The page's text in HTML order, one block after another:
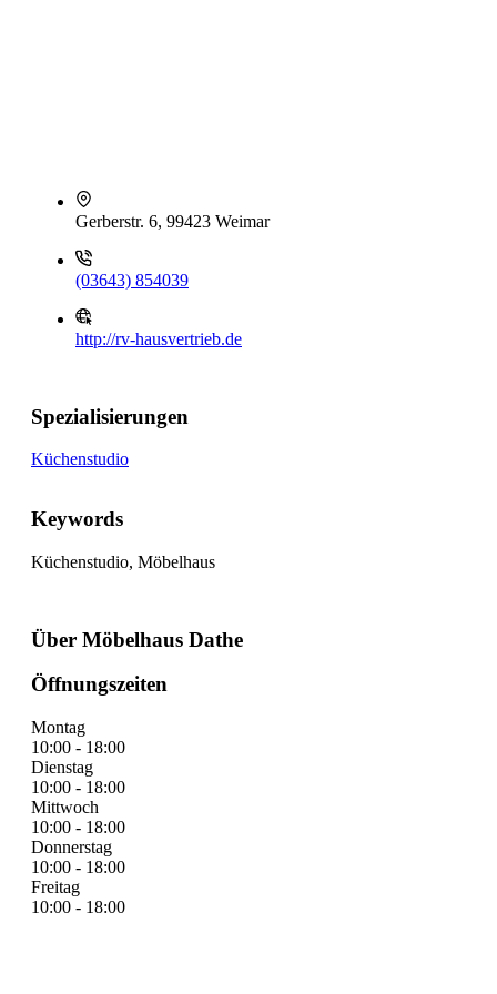
Gerberstr. 6, 99423 Weimar
(03643) 854039
http://rv-hausvertrieb.de
Spezialisierungen
Küchenstudio
Keywords
Küchenstudio, Möbelhaus
Über Möbelhaus Dathe
Öffnungszeiten
Montag
10:00 - 18:00
Dienstag
10:00 - 18:00
Mittwoch
10:00 - 18:00
Donnerstag
10:00 - 18:00
Freitag
10:00 - 18:00